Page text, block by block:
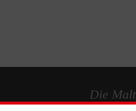
Die